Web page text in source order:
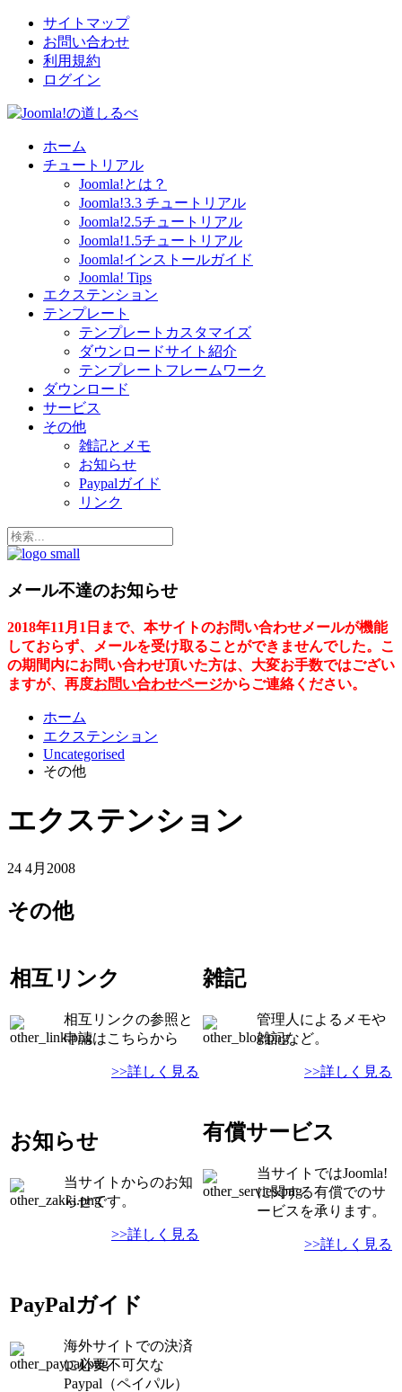
サイトマップ
お問い合わせ
利用規約
ログイン
ホーム
チュートリアル
Joomla!とは？
Joomla!3.3 チュートリアル
Joomla!2.5チュートリアル
Joomla!1.5チュートリアル
Joomla!インストールガイド
Joomla! Tips
エクステンション
テンプレート
テンプレートカスタマイズ
ダウンロードサイト紹介
テンプレートフレームワーク
ダウンロード
サービス
その他
雑記とメモ
お知らせ
Paypalガイド
リンク
メール不達のお知らせ
2018年11月1日まで、本サイトのお問い合わせメールが機能
しておらず、メールを受け取ることができませんでした。こ
の期間内にお問い合わせ頂いた方は、大変お手数ではござい
ますが、再度お問い合わせページからご連絡ください。
ホーム
エクステンション
Uncategorised
その他
エクステンション
24 4月 2008
その他
相互リンク
相互リンクの参照と
申請はこちらから
>>詳しく見る
雑記
管理人によるメモや
雑記など。
>>詳しく見る
お知らせ
当サイトからのお知
らせです。
>>詳しく見る
有償サービス
当サイトではJoomla!
に関する有償でのサ
ービスを承ります。
>>詳しく見る
PayPalガイド
海外サイトでの決済
に必要不可欠な
Paypal（ペイパル）